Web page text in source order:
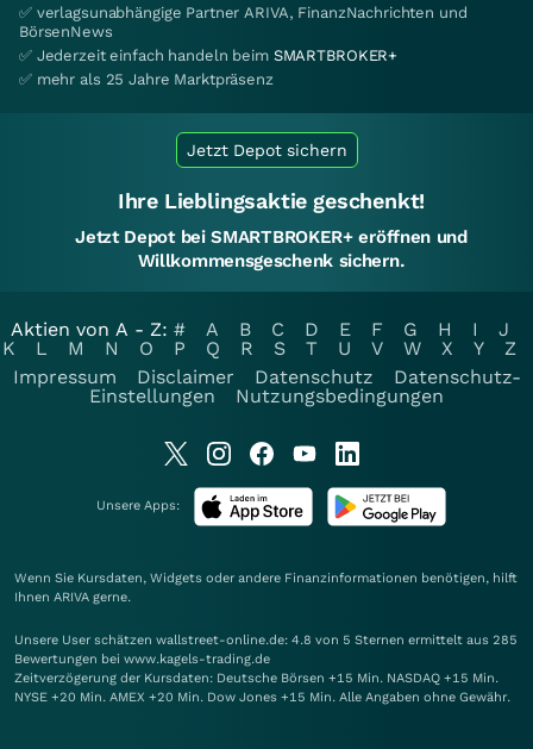
✅ verlagsunabhängige Partner ARIVA, FinanzNachrichten und
BörsenNews
✅ Jederzeit einfach handeln beim SMARTBROKER+
✅ mehr als 25 Jahre Marktpräsenz
Jetzt Depot sichern
Ihre Lieblingsaktie geschenkt!
Jetzt Depot bei SMARTBROKER+ eröffnen und
Willkommensgeschenk sichern.
Aktien von A - Z: # A B C D E F G H I
J
K
L M N O P Q R S T U V W X Y
Z
Impressum
Disclaimer Datenschutz
Datenschutz-
Einstellungen
Nutzungsbedingungen
Unsere Apps:
Wenn Sie Kursdaten, Widgets oder andere Finanzinformationen benötigen, hilft
Ihnen ARIVA gerne.
Unsere User schätzen wallstreet-online.de: 4.8 von 5 Sternen ermittelt aus 285
Bewertungen bei www.kagels-trading.de
Zeitverzögerung der Kursdaten: Deutsche Börsen +15 Min. NASDAQ +15 Min.
NYSE +20 Min. AMEX +20 Min. Dow Jones +15 Min. Alle Angaben ohne Gewähr.